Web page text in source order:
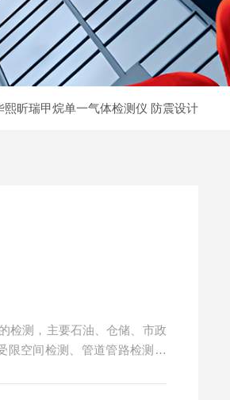
昕瑞甲烷单一气体检测仪 防震设计
检测，主要石油、仓储、市政
限空间检测、管道管路检测、